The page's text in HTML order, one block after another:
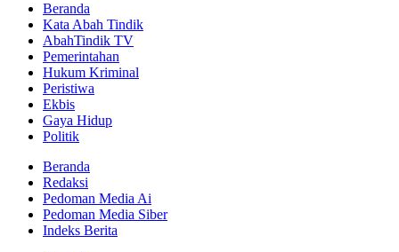
Beranda
Kata Abah Tindik
AbahTindik TV
Pemerintahan
Hukum Kriminal
Peristiwa
Ekbis
Gaya Hidup
Politik
Beranda
Redaksi
Pedoman Media Ai
Pedoman Media Siber
Indeks Berita